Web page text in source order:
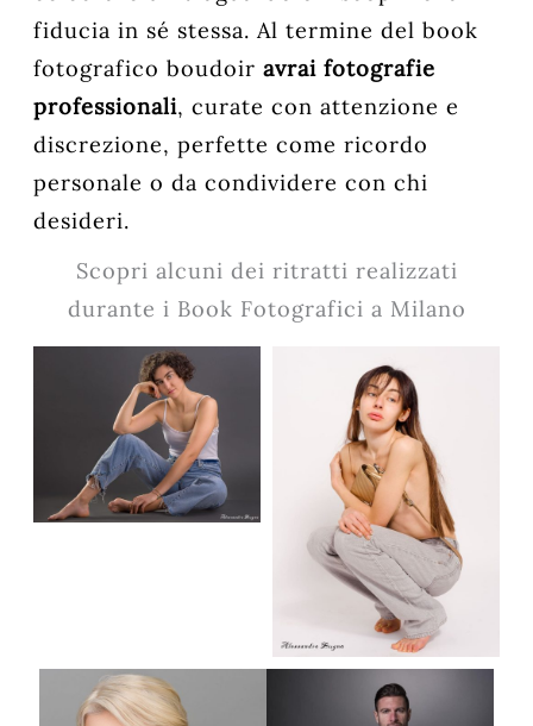
fiducia in sé stessa. Al termine del book
fotografico boudoiravrai fotografie
professionali, curate con attenzione e
discrezione, perfette come ricordo
personale o da condividere con chi
desideri.
Scopri alcuni dei ritratti realizzati
durante i Book Fotografici a Milano